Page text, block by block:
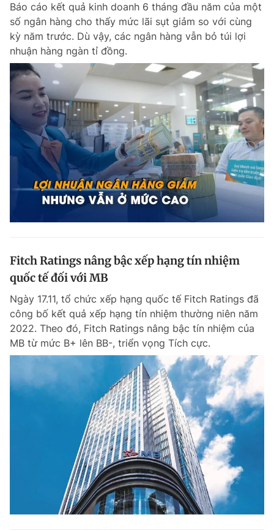
Đọc Thanh Niên trên điện thoại
Theo dõi báo trên
Hotline
0906 645 777
Liên hệ quảng cáo
0908 780 404
Phó tổng biên tập thường trực: Hải Thành
Phó tổng biên tập: Lâm Hiếu Dũng
Phó tổng biên tập: Trần Việt Hưng
Tổng thư ký tòa soạn: Đức Trung
Giấy phép xuất bản số 110/GP - BTTTT cấp ngày 24.3.2020
© 2003-2026 Bản quyền thuộc về Báo Thanh Niên. Cấm sao chép
dưới mọi hình thức nếu không có sự chấp thuận bằng văn bản.
Phát triển bởi ePi Technologies, JSC.
Báo cáo kết quả kinh doanh 6 tháng đầu năm của một
số ngân hàng cho thấy mức lãi sụt giảm so với cùng
kỳ năm trước. Dù vậy, các ngân hàng vẫn bỏ túi lợi
nhuận hàng ngàn tỉ đồng.
Fitch Ratings nâng bậc xếp hạng tín nhiệm
quốc tế đối với MB
Ngày 17.11, tổ chức xếp hạng quốc tế Fitch Ratings đã
công bố kết quả xếp hạng tín nhiệm thường niên năm
2022. Theo đó, Fitch Ratings nâng bậc tín nhiệm của
MB từ mức B+ lên BB-, triển vọng Tích cực.